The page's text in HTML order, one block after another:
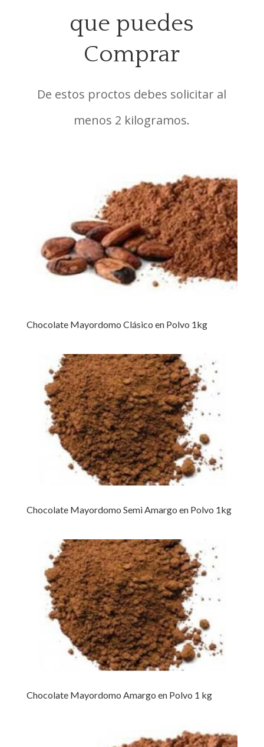
que puedes
Comprar
De estos proctos debes solicitar al
menos 2 kilogramos.
Chocolate Mayordomo Clásico en Polvo 1kg
Chocolate Mayordomo Semi Amargo en Polvo 1kg
Chocolate Mayordomo Amargo en Polvo 1 kg